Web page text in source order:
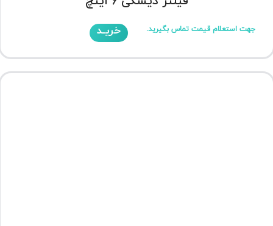
جهت استعلام قیمت تماس بگیرید. خریـد